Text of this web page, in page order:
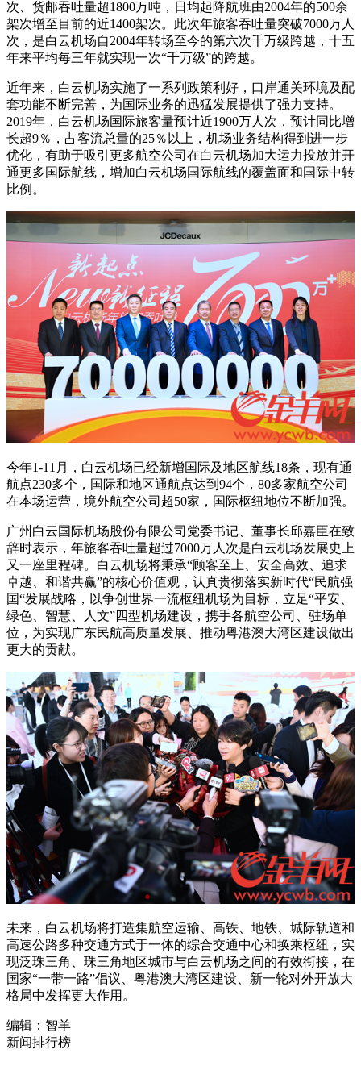
次、货邮吞吐量超1800万吨，日均起降航班由2004年的500余
架次增至目前的近1400架次。此次年旅客吞吐量突破7000万人
次，是白云机场自2004年转场至今的第六次千万级跨越，十五
年来平均每三年就实现一次“千万级”的跨越。
近年来，白云机场实施了一系列政策利好，口岸通关环境及配
套功能不断完善，为国际业务的迅猛发展提供了强力支持。
2019年，白云机场国际旅客量预计近1900万人次，预计同比增
长超9％，占客流总量的25％以上，机场业务结构得到进一步
优化，有助于吸引更多航空公司在白云机场加大运力投放并开
通更多国际航线，增加白云机场国际航线的覆盖面和国际中转
比例。
今年1-11月，白云机场已经新增国际及地区航线18条，现有通
航点230多个，国际和地区通航点达到94个，80多家航空公司
在本场运营，境外航空公司超50家，国际枢纽地位不断加强。
广州白云国际机场股份有限公司党委书记、董事长邱嘉臣在致
辞时表示，年旅客吞吐量超过7000万人次是白云机场发展史上
又一座里程碑。白云机场将秉承“顾客至上、安全高效、追求
卓越、和谐共赢”的核心价值观，认真贵彻落实新时代“民航强
国“发展战略，以争创世界一流枢纽机场为目标，立足“平安、
绿色、智慧、人文”四型机场建设，携手各航空公司、驻场单
位，为实现广东民航高质量发展、推动粤港澳大湾区建设做出
更大的贡献。
未来，白云机场将打造集航空运输、高铁、地铁、城际轨道和
高速公路多种交通方式于一体的综合交通中心和换乘枢纽，实
现泛珠三角、珠三角地区城市与白云机场之间的有效衔接，在
国家“一带一路”倡议、粤港澳大湾区建设、新一轮对外开放大
格局中发挥更大作用。
编辑：智羊
新闻排行榜